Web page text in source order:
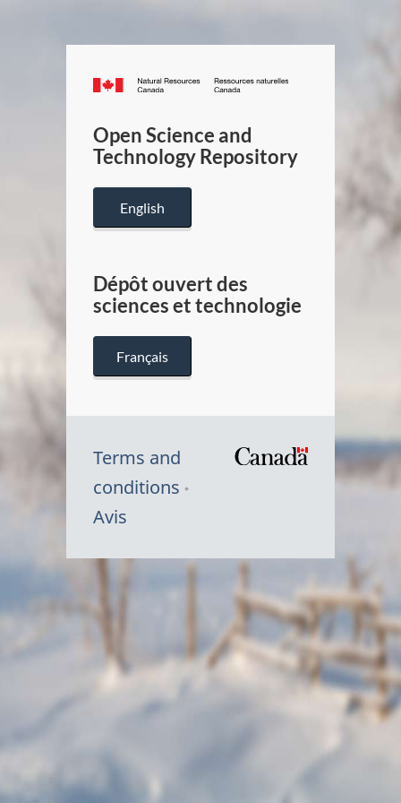
Canada.ca
/
Canada
Open Science and
Technology Repository
English
Dépôt ouvert des
sciences et technologie
Français
Terms and
conditions
Avis
Symbole
Canada